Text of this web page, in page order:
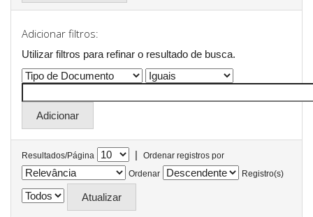
Adicionar filtros:
Utilizar filtros para refinar o resultado de busca.
Resultados/Página |
Ordenar registros por
Ordenar
Registro(s)